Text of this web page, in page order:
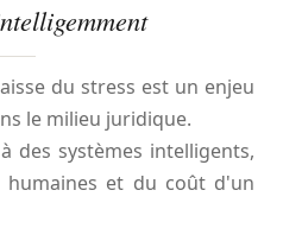
du stress est un enjeu
le milieu juridique.
des systèmes intelligents,
humaines et du coût d'un